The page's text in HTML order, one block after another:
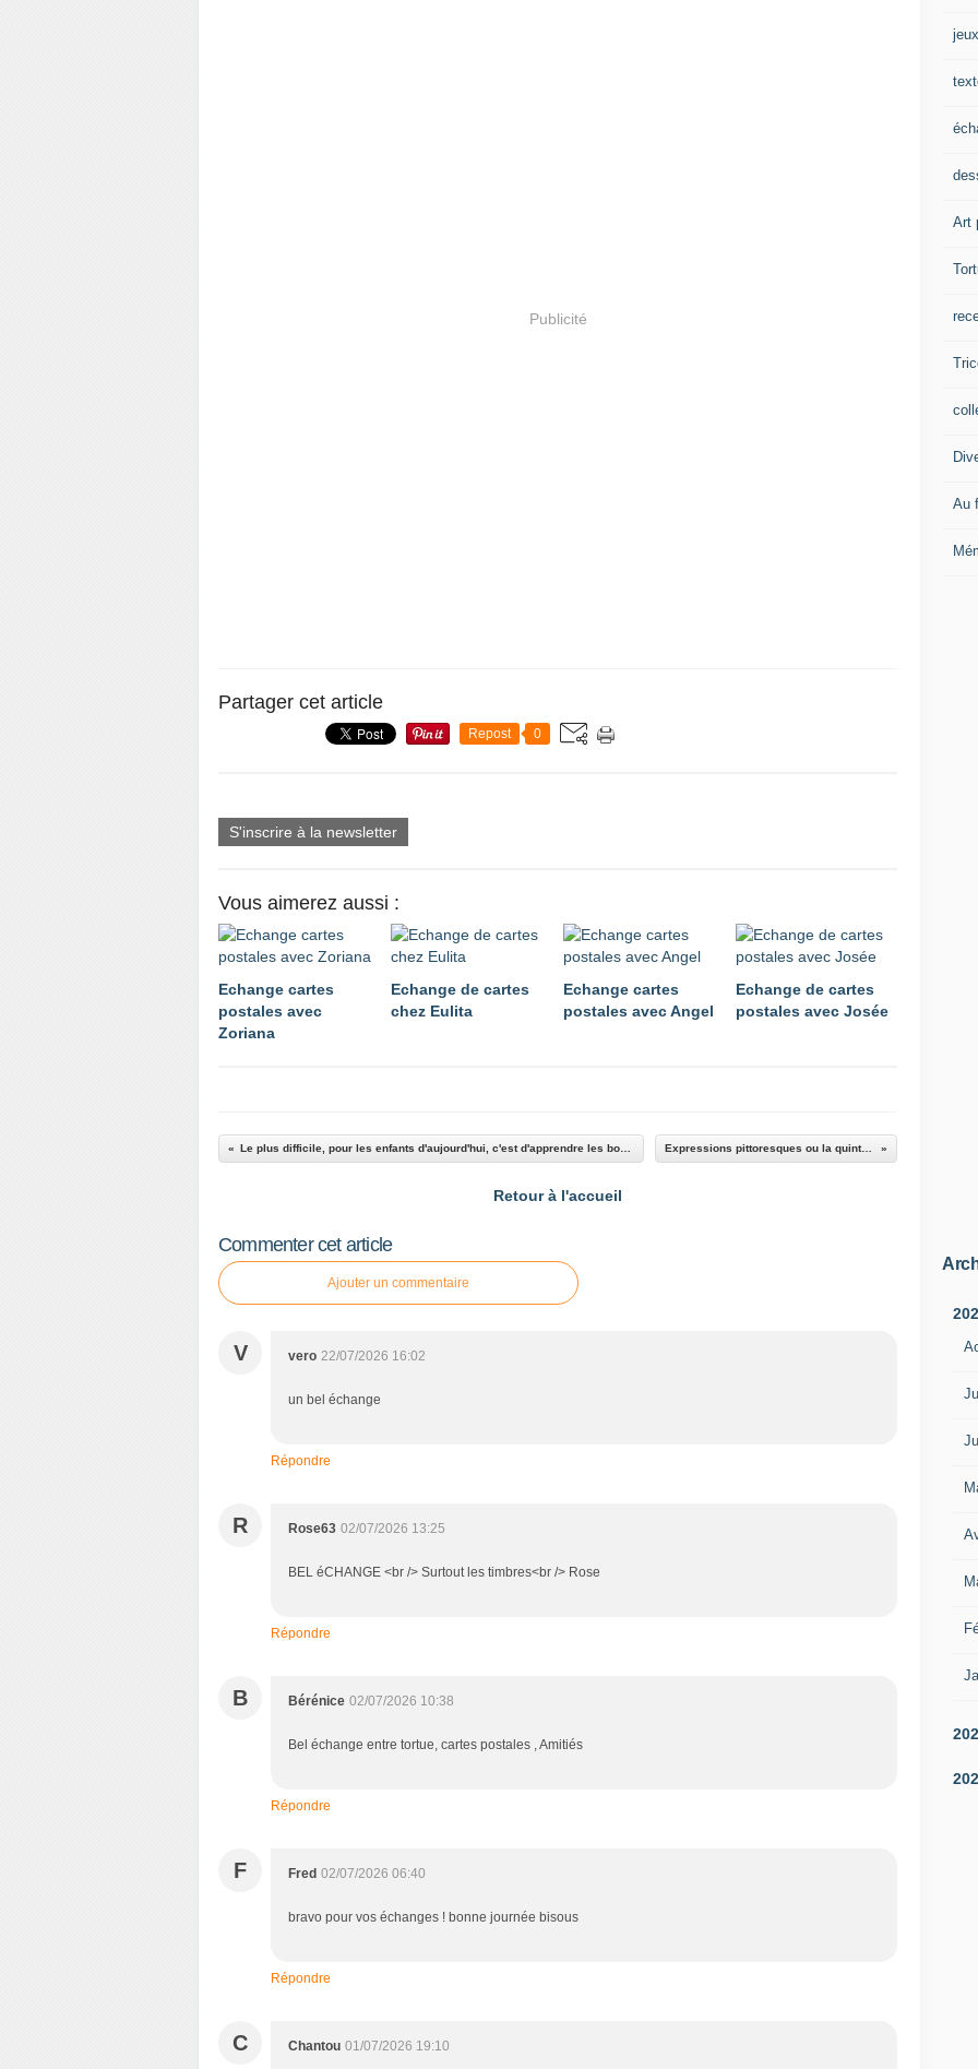
Publicité
Partager cet article
Repost 0
S'inscrire à la newsletter
Vous aimerez aussi :
Echange cartes
postales avec
Zoriana
Echange de cartes
chez Eulita
Echange cartes
postales avec Angel
Echange de cartes
postales avec Josée
Expressions pittoresques ou la quintessence de la sapience
Retour à l'accueil
Commenter cet article
Ajouter un commentaire
V vero 22/07/2026 16:02
un bel échange
Répondre
R Rose63 02/07/2026 13:25
BEL éCHANGE <br /> Surtout les timbres<br /> Rose
Répondre
B Bérénice 02/07/2026 10:38
Bel échange entre tortue, cartes postales , Amitiés
Répondre
F Fred 02/07/2026 06:40
bravo pour vos échanges ! bonne journée bisous
Répondre
C Chantou 01/07/2026 19:10
jeux
Art
Au